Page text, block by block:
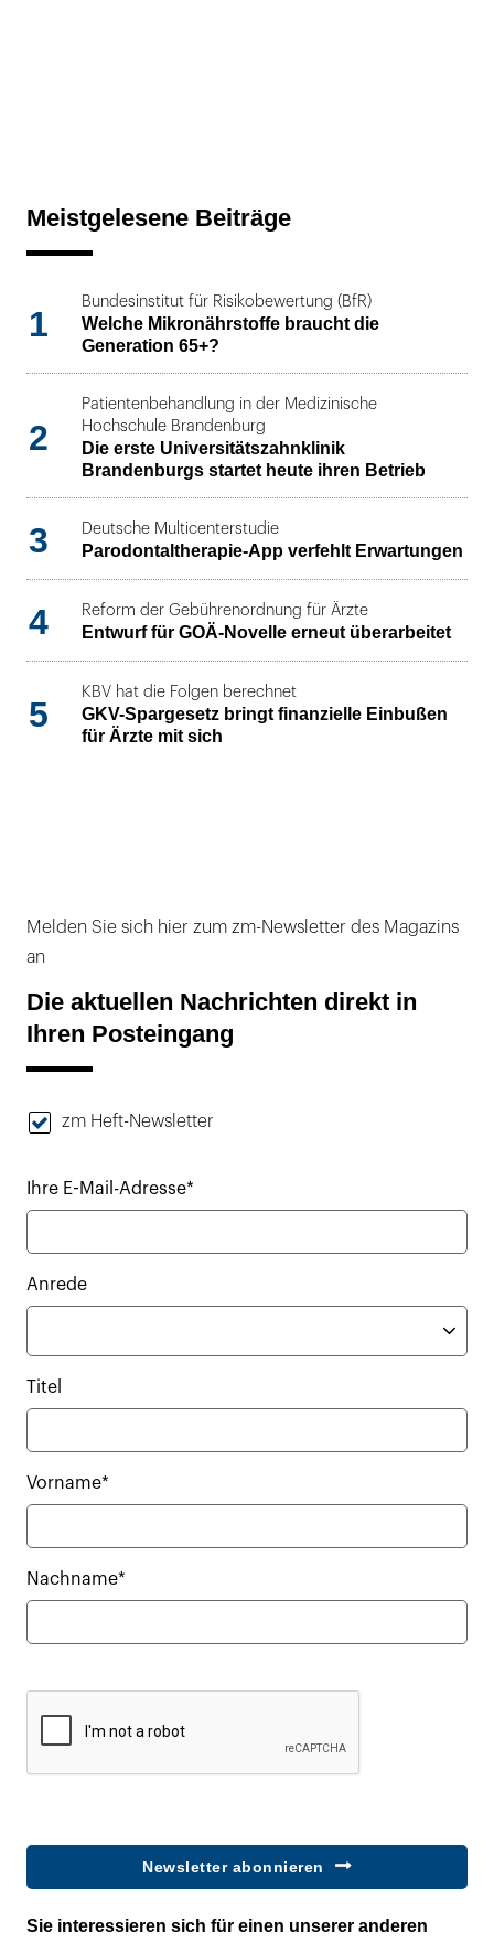
Meistgelesene Beiträge
1
Bundesinstitut für Risikobewertung (BfR)
Welche Mikronährstoffe braucht die
Generation 65+?
2
Patientenbehandlung in der Medizinische
Hochschule Brandenburg
Die erste Universitätszahnklinik
Brandenburgs startet heute ihren Betrieb
3 Deutsche Multicenterstudie
Parodontaltherapie-App verfehlt Erwartungen
4 Reform der Gebührenordnung für Ärzte
Entwurf für GOÄ-Novelle erneut überarbeitet
5
KBV hat die Folgen berechnet
GKV-Spargesetz bringt finanzielle Einbußen
für Ärzte mit sich
Melden Sie sich hier zum zm-Newsletter des Magazins
an
Die aktuellen Nachrichten direkt in
Ihren Posteingang
zm Heft-Newsletter
Ihre E-Mail-Adresse*
Anrede
Titel
Vorname*
Nachname*
Newsletter abonnieren
Sie interessieren sich für einen unserer anderen